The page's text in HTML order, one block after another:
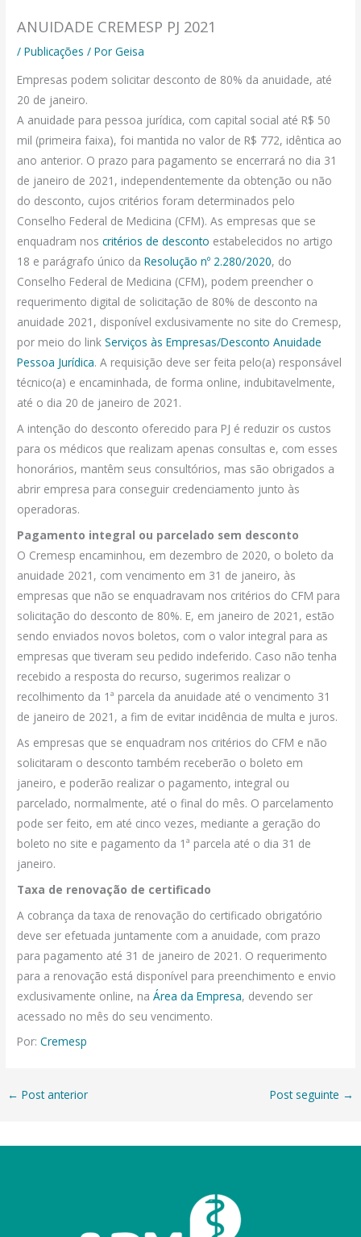
ANUIDADE CREMESP PJ 2021
/Publicações / PorGeisa
Empresas podem solicitar desconto de 80% da anuidade, até
20 de janeiro.
A anuidade para pessoa jurídica, com capital social até R$ 50
mil (primeira faixa), foi mantida no valor de R$ 772, idêntica ao
ano anterior. O prazo para pagamento se encerrará no dia 31
de janeiro de 2021, independentemente da obtenção ou não
do desconto, cujos critérios foram determinados pelo
Conselho Federal de Medicina (CFM). As empresas que se
enquadram noscritérios de desconto estabelecidos no artigo
18 e parágrafo único daResolução nº 2.280/2020, do
Conselho Federal de Medicina (CFM), podem preencher o
requerimento digital de solicitação de 80% de desconto na
anuidade 2021, disponível exclusivamente no site do Cremesp,
por meio do linkServiços às Empresas/Desconto Anuidade
Pessoa Jurídica. A requisição deve ser feita pelo(a) responsável
técnico(a) e encaminhada, de forma online, indubitavelmente,
até o dia 20 de janeiro de 2021.
A intenção do desconto oferecido para PJ é reduzir os custos
para os médicos que realizam apenas consultas e, com esses
honorários, mantêm seus consultórios, mas são obrigados a
abrir empresa para conseguir credenciamento junto às
operadoras.
Pagamento integral ou parcelado sem desconto
O Cremesp encaminhou, em dezembro de 2020, o boleto da
anuidade 2021, com vencimento em 31 de janeiro, às
empresas que não se enquadravam nos critérios do CFM para
solicitação do desconto de 80%. E, em janeiro de 2021, estão
sendo enviados novos boletos, com o valor integral para as
empresas que tiveram seu pedido indeferido. Caso não tenha
recebido a resposta do recurso, sugerimos realizar o
recolhimento da 1ª parcela da anuidade até o vencimento 31
de janeiro de 2021, a fim de evitar incidência de multa e juros.
As empresas que se enquadram nos critérios do CFM e não
solicitaram o desconto também receberão o boleto em
janeiro, e poderão realizar o pagamento, integral ou
parcelado, normalmente, até o final do mês. O parcelamento
pode ser feito, em até cinco vezes, mediante a geração do
boleto no site e pagamento da 1ª parcela até o dia 31 de
janeiro.
Taxa de renovação de certificado
A cobrança da taxa de renovação do certificado obrigatório
deve ser efetuada juntamente com a anuidade, com prazo
para pagamento até 31 de janeiro de 2021. O requerimento
para a renovação está disponível para preenchimento e envio
exclusivamente online, naÁrea da Empresa, devendo ser
acessado no mês do seu vencimento.
Por:Cremesp
← Post anterior Post seguinte →